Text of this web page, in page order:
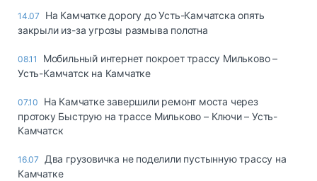
14.07
На Камчатке дорогу до Усть-Камчатска опять
закрыли из-за угрозы размыва полотна
08.11
Мобильный интернет покроет трассу Мильково –
Усть-Камчатск на Камчатке
07.10
На Камчатке завершили ремонт моста через
протоку Быструю на трассе Мильково – Ключи – Усть-
Камчатск
16.07
Два грузовичка не поделили пустынную трассу на
Камчатке